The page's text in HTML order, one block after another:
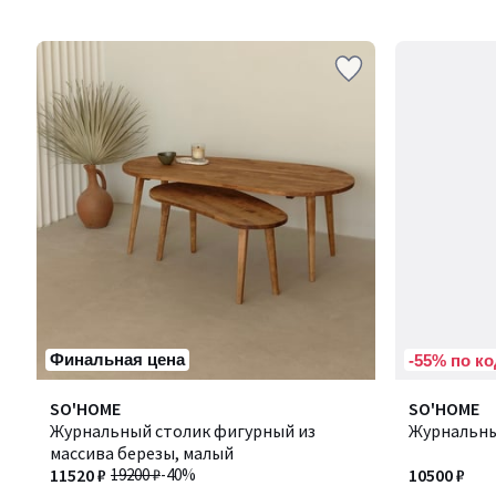
Финальная цена
SO'HOME
Журнальный столик фигурный из
массива березы, малый
19200 ₽-40%
11520 ₽
Количество
цветов:
4
-55% по
SO'HOME
10500 ₽
Количество
цветов: